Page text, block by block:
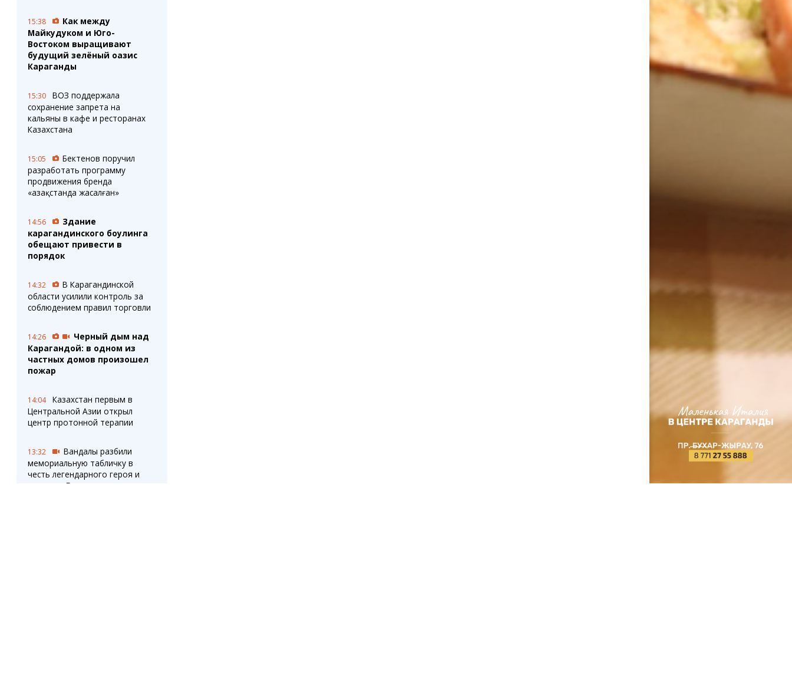
15:38
Как между
Майкудуком и Юго-
Востоком выращивают
будущий зелёный оазис
Караганды
15:30
ВОЗ поддержала
сохранение запрета на
кальяны в кафе и ресторанах
Казахстана
15:05
Бектенов поручил
разработать программу
продвижения бренда
«Қазақстанда жасалған»
14:56
Здание
карагандинского боулинга
обещают привести в
порядок
14:32
В Карагандинской
области усилили контроль за
соблюдением правил торговли
14:26
Черный дым над
Карагандой: в одном из
частных домов произошел
пожар
14:04
Казахстан первым в
Центральной Азии открыл
центр протонной терапии
13:32
Вандалы разбили
мемориальную табличку в
честь легендарного героя и
писателя Бауыржана